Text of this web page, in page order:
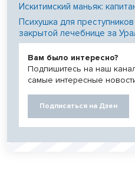
Искитимский маньяк:
Психушка для
закрытой лечебнице за
Вам было интересно?
Подпишитесь на наш
самые интересные
Подписаться на Дзен